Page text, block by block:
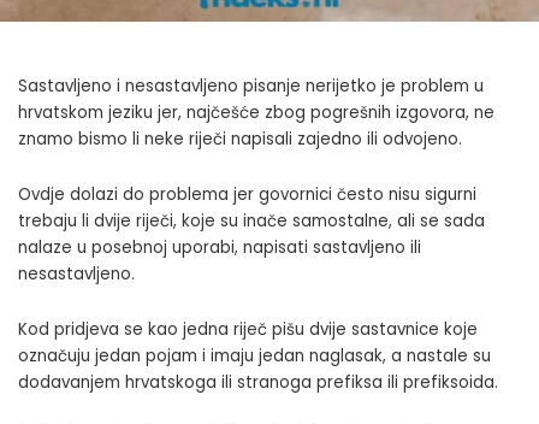
Sastavljeno i nesastavljeno pisanje nerijetko je problem u
hrvatskom jeziku jer, najčešće zbog pogrešnih izgovora, ne
znamo bismo li neke riječi napisali zajedno ili odvojeno.
Ovdje dolazi do problema jer govornici često nisu sigurni
trebaju li dvije riječi, koje su inače samostalne, ali se sada
nalaze u posebnoj uporabi, napisati sastavljeno ili
nesastavljeno.
Kod pridjeva se kao jedna riječ pišu dvije sastavnice koje
označuju jedan pojam i imaju jedan naglasak, a nastale su
dodavanjem hrvatskoga ili stranoga prefiksa ili prefiksoida.